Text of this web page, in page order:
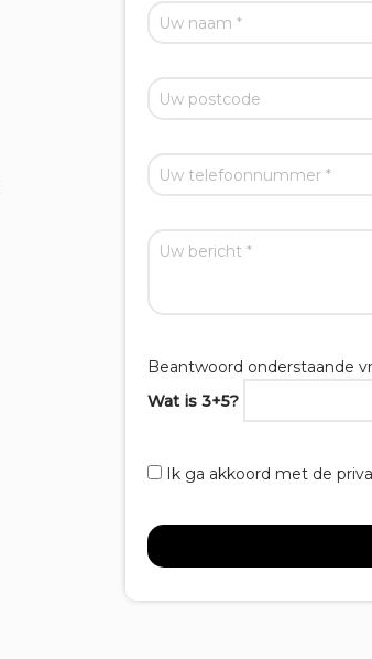
Beantwoord onderstaande
Wat is 3+5?
Ik ga akkoord met de